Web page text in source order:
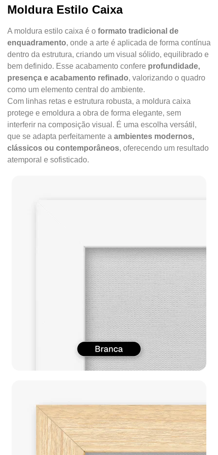
Moldura Estilo Caixa
A moldura estilo caixa é o formato tradicional de
enquadramento, onde a arte é aplicada de forma contínua
dentro da estrutura, criando um visual sólido, equilibrado e
bem definido. Esse acabamento confere profundidade,
presença e acabamento refinado, valorizando o quadro
como um elemento central do ambiente.
Com linhas retas e estrutura robusta, a moldura caixa
protege e emoldura a obra de forma elegante, sem
interferir na composição visual. É uma escolha versátil,
que se adapta perfeitamente a ambientes modernos,
clássicos ou contemporâneos, oferecendo um resultado
atemporal e sofisticado.